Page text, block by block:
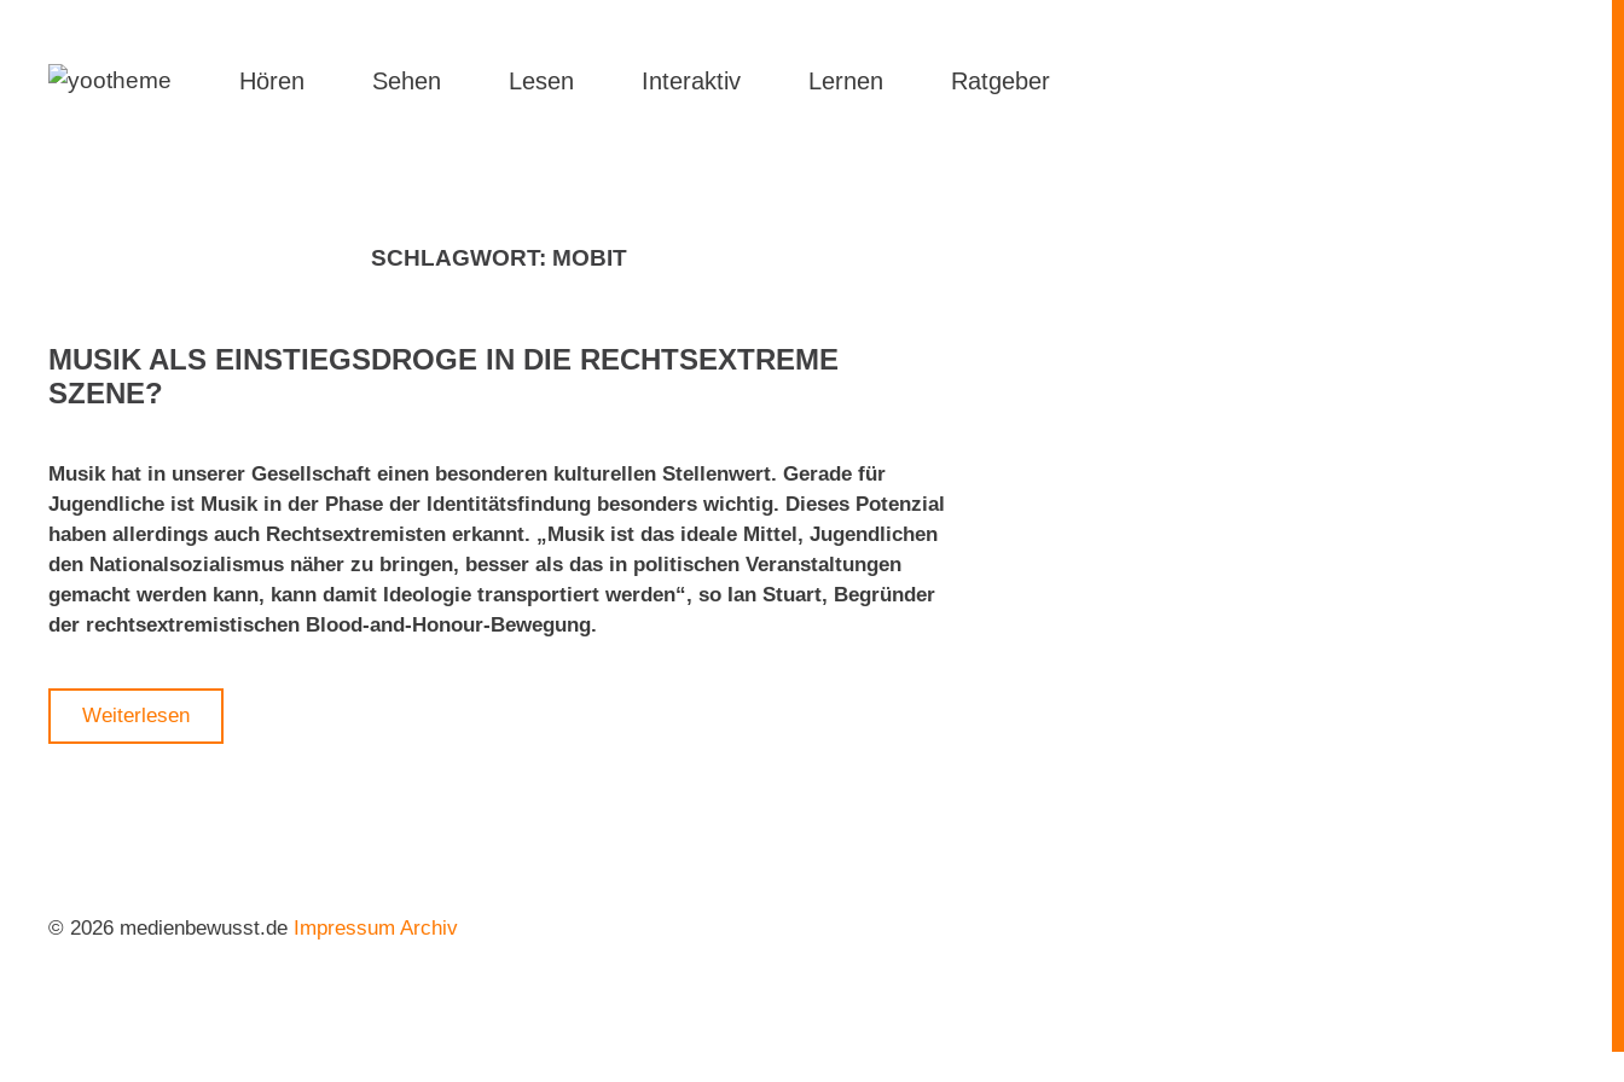
Hören Sehen Lesen Interaktiv Lernen Ratgeber
SCHLAGWORT: MOBIT
MUSIK ALS EINSTIEGSDROGE IN DIE RECHTSEXTREME
SZENE?
Musik hat in unserer Gesellschaft einen besonderen kulturellen Stellenwert. Gerade für
Jugendliche ist Musik in der Phase der Identitätsfindung besonders wichtig. Dieses Potenzial
haben allerdings auch Rechtsextremisten erkannt. „Musik ist das ideale Mittel, Jugendlichen
den Nationalsozialismus näher zu bringen, besser als das in politischen Veranstaltungen
gemacht werden kann, kann damit Ideologie transportiert werden“, so Ian Stuart, Begründer
der rechtsextremistischen Blood-and-Honour-Bewegung.
Weiterlesen
© 2026 medienbewusst.de Impressum Archiv